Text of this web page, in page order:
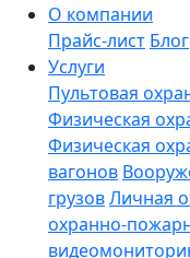
О компании
Прайс-лист Блог
Услуги
Пультовая
Физическая
Физическая
вагонов
грузовЛичная
охранно-